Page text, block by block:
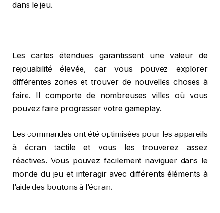
dans le jeu.
Les cartes étendues garantissent une valeur de
rejouabilité élevée, car vous pouvez explorer
différentes zones et trouver de nouvelles choses à
faire. Il comporte de nombreuses villes où vous
pouvez faire progresser votre gameplay.
Les commandes ont été optimisées pour les appareils
à écran tactile et vous les trouverez assez
réactives. Vous pouvez facilement naviguer dans le
monde du jeu et interagir avec différents éléments à
l’aide des boutons à l’écran.